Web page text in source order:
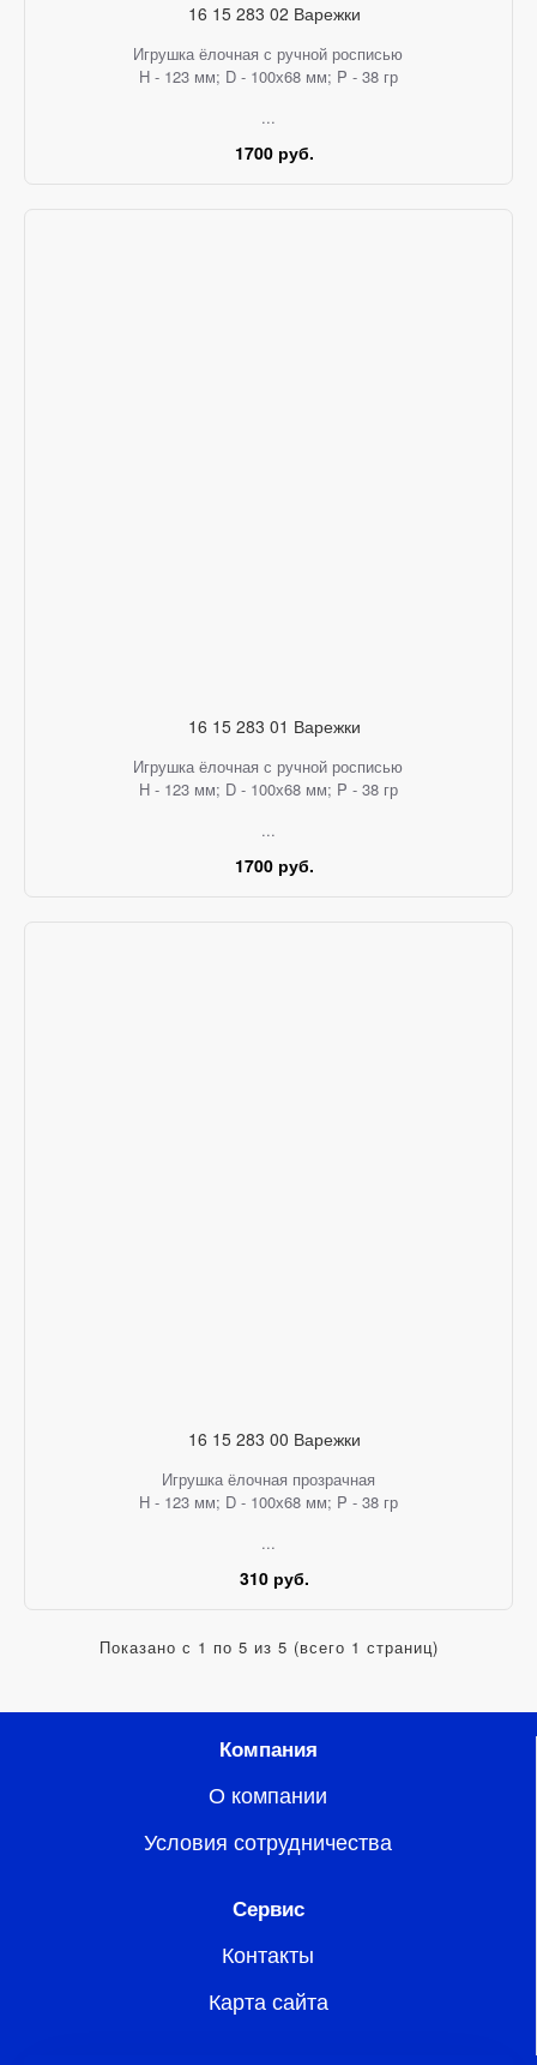
16 15 283 02 Варежки
Игрушка ёлочная с ручной росписью
H - 123 мм; D - 100х68 мм; P - 38 гр
...
1700 руб.
16 15 283 01 Варежки
Игрушка ёлочная с ручной росписью
H - 123 мм; D - 100х68 мм; P - 38 гр
...
1700 руб.
16 15 283 00 Варежки
Игрушка ёлочная прозрачная
H - 123 мм; D - 100х68 мм; P - 38 гр
...
310 руб.
Показано с 1 по 5 из 5 (всего 1 страниц)
Компания
О компании
Условия сотрудничества
Сервис
Контакты
Карта сайта